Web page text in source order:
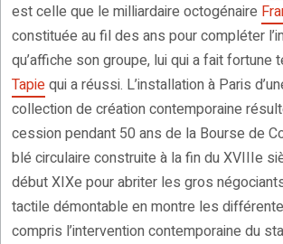
est celle que le milliardaire octogénaire
constituée au fil des ans pour compléter
qu’affiche son groupe, lui qui a fait fortune
Tapiequi a réussi. L’installation à Paris
collection de création contemporaine
cession pendant 50 ans de la Bourse de
blé circulaire construite à la fin du XVIIIe
début XIXe pour abriter les gros
tactile démontable en montre les
compris l’intervention contemporaine du